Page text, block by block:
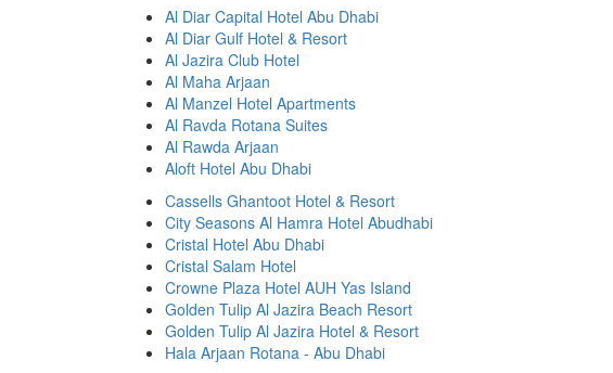
Al Diar Capital Hotel Abu Dhabi
Al Diar Gulf Hotel & Resort
Al Jazira Club Hotel
Al Maha Arjaan
Al Manzel Hotel Apartments
Al Ravda Rotana Suites
Al Rawda Arjaan
Aloft Hotel Abu Dhabi
Cassells Ghantoot Hotel & Resort
City Seasons Al Hamra Hotel Abudhabi
Cristal Hotel Abu Dhabi
Cristal Salam Hotel
Crowne Plaza Hotel AUH Yas Island
Golden Tulip Al Jazira Beach Resort
Golden Tulip Al Jazira Hotel & Resort
Hala Arjaan Rotana - Abu Dhabi